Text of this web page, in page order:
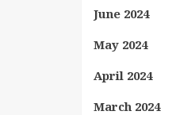
June 2024
May 2024
April 2024
March 2024